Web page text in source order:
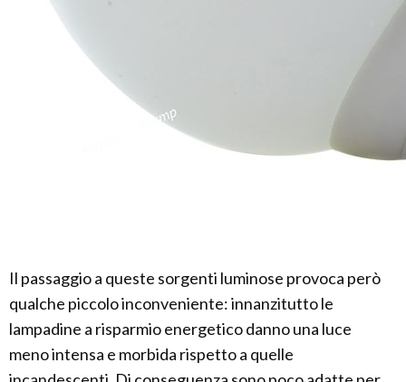
Il passaggio a queste sorgenti luminose provoca però
qualche piccolo inconveniente: innanzitutto le
lampadine a risparmio energetico danno una luce
meno intensa e morbida rispetto a quelle